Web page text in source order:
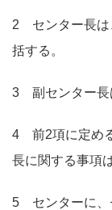
2 センター長は
括する。
3 副センター長
4 前2項に定め
長に関する事項
5 センターに、